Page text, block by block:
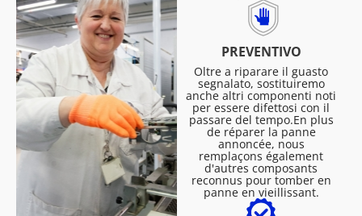
PREVENTIVO
Oltre a riparare il guasto
segnalato, sostituiremo
anche altri componenti noti
per essere difettosi con il
passare del tempo.En plus
de réparer la panne
annoncée, nous
remplaçons également
d'autres composants
reconnus pour tomber en
panne en vieillissant.